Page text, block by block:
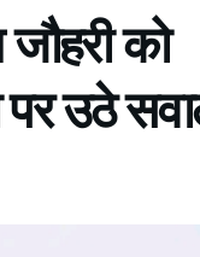
को
पर उठे